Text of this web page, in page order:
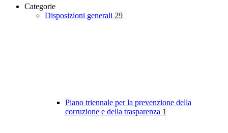
Categorie
Disposizioni generali 29
Piano triennale per la prevenzione della
corruzione e della trasparenza 1